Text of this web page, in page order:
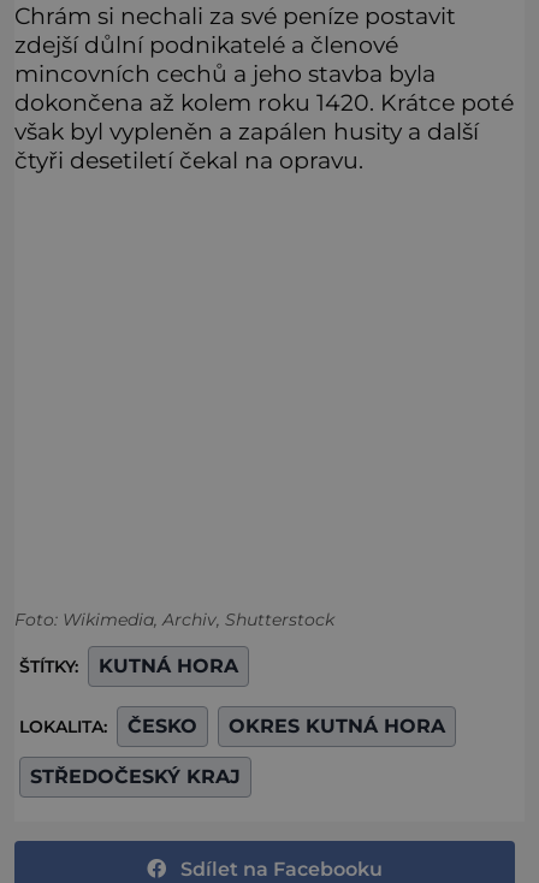
Chrám si nechali za své peníze postavit
zdejší důlní podnikatelé a členové
mincovních cechů a jeho stavba byla
dokončena až kolem roku 1420. Krátce poté
však byl vypleněn a zapálen husity a další
čtyři desetiletí čekal na opravu.
Foto: Wikimedia, Archiv, Shutterstock
ŠTÍTKY: KUTNÁ HORA
LOKALITA: ČESKO OKRES KUTNÁ HORA
STŘEDOČESKÝ KRAJ
Sdílet na Facebooku